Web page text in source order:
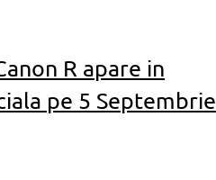
R apare in
pe 5 Septembrie